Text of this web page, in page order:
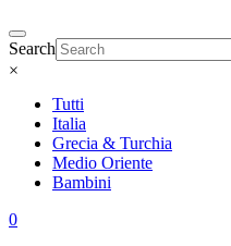
Search
×
Tutti
Italia
Grecia & Turchia
Medio Oriente
Bambini
0